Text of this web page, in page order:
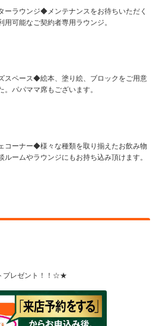
ーラウンジ◆メンテナンスをお待ちいただく
用可能なご契約者専用ラウンジ。
スペース◆絵本、塗り絵、ブロックをご用意
。パパママ席もございます。
コーナー◆様々な種類を取り揃えたお飲み物
ルームやラウンジにもお持ち込み頂けます。
プレゼント！！☆★